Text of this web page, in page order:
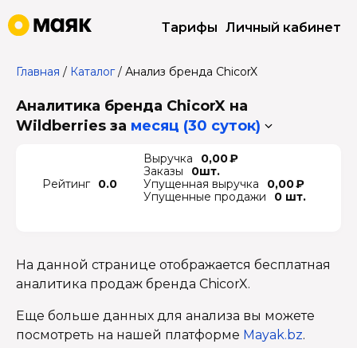
Тарифы Личный кабинет
Главная / Каталог/ Анализ бренда ChicorX
Аналитика бренда ChicorX на
Wildberries за месяц (30 суток)
Рейтинг 0.0
Выручка
0,00 ₽
Заказы
0шт.
Упущенная выручка
0,00 ₽
Упущенные продажи
0 шт.
На данной странице отображается бесплатная
аналитика продаж бренда ChicorX.
Еще больше данных для анализа вы можете
посмотреть на нашей платформе Mayak.bz.